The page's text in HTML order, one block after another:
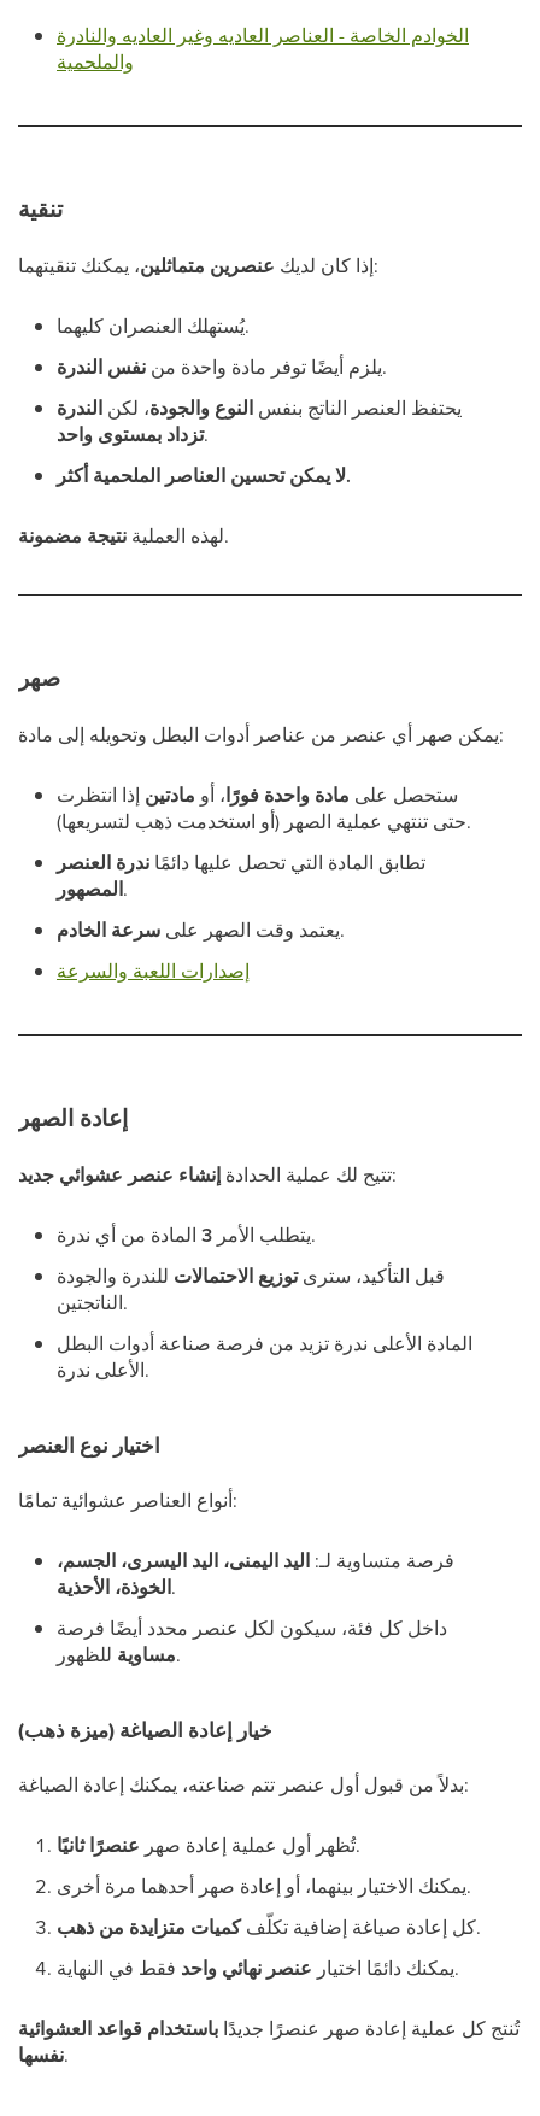
الخوادم الخاصة - العناصر العاديه وغير العاديه والنادرة
والملحمية
تنقية
إذا كان لديك عنصرين متماثلين ، يمكنك تنقيتهما:
يُستهلك العنصران كليهما.
يلزم أيضًا توفر مادة واحدة من نفس الندرة
.
يحتفظ العنصر الناتج بنفس النوع والجودة، لكن الندرة
تزداد بمستوى واحد.
لا يمكن تحسين العناصر الملحمية أكثر.
لهذه العملية نتيجة مضمونة .
صهر
يمكن صهر أي عنصر من عناصر أدوات البطل وتحويله إلى مادة:
ستحصل على مادة واحدة فورًا، أو مادتين إذا انتظرت
حتى تنتهي عملية الصهر (أو استخدمت ذهب لتسريعها).
تطابق المادة التي تحصل عليها دائمًا ندرة العنصر
المصهور.
يعتمد وقت الصهر على سرعة الخادم
.
إصدارات اللعبة والسرعة
إعادة الصهر
تتيح لك عملية الحدادة إنشاء عنصر عشوائي جديد :
يتطلب الأمر 3
المادة من أي ندرة.
قبل التأكيد، سترىتوزيع الاحتمالات للندرة والجودة
الناتجتين.
المادة الأعلى ندرة تزيد من فرصة صناعة أدوات البطل
الأعلى ندرة.
اختيار نوع العنصر
أنواع العناصر عشوائية تمامًا:
فرصة متساوية لـ: اليد اليمنى، اليد اليسرى، الجسم،
الخوذة، الأحذية.
داخل كل فئة، سيكون لكل عنصر محدد أيضًا فرصة
مساويةللظهور.
خيار إعادة الصياغة (ميزة ذهب)
بدلاً من قبول أول عنصر تتم صناعته، يمكنك إعادة الصياغة:
تُظهر أول عملية إعادة صهر عنصرًا ثانيًا
.
يمكنك الاختيار بينهما، أو إعادة صهر أحدهما مرة أخرى.
كل إعادة صياغة إضافية تكلّفكميات متزايدة من ذهب
.
يمكنك دائمًا اختيار عنصر نهائي واحد فقط في النهاية.
تُنتج كل عملية إعادة صهر عنصرًا جديدًا باستخدام قواعد العشوائية
نفسها.